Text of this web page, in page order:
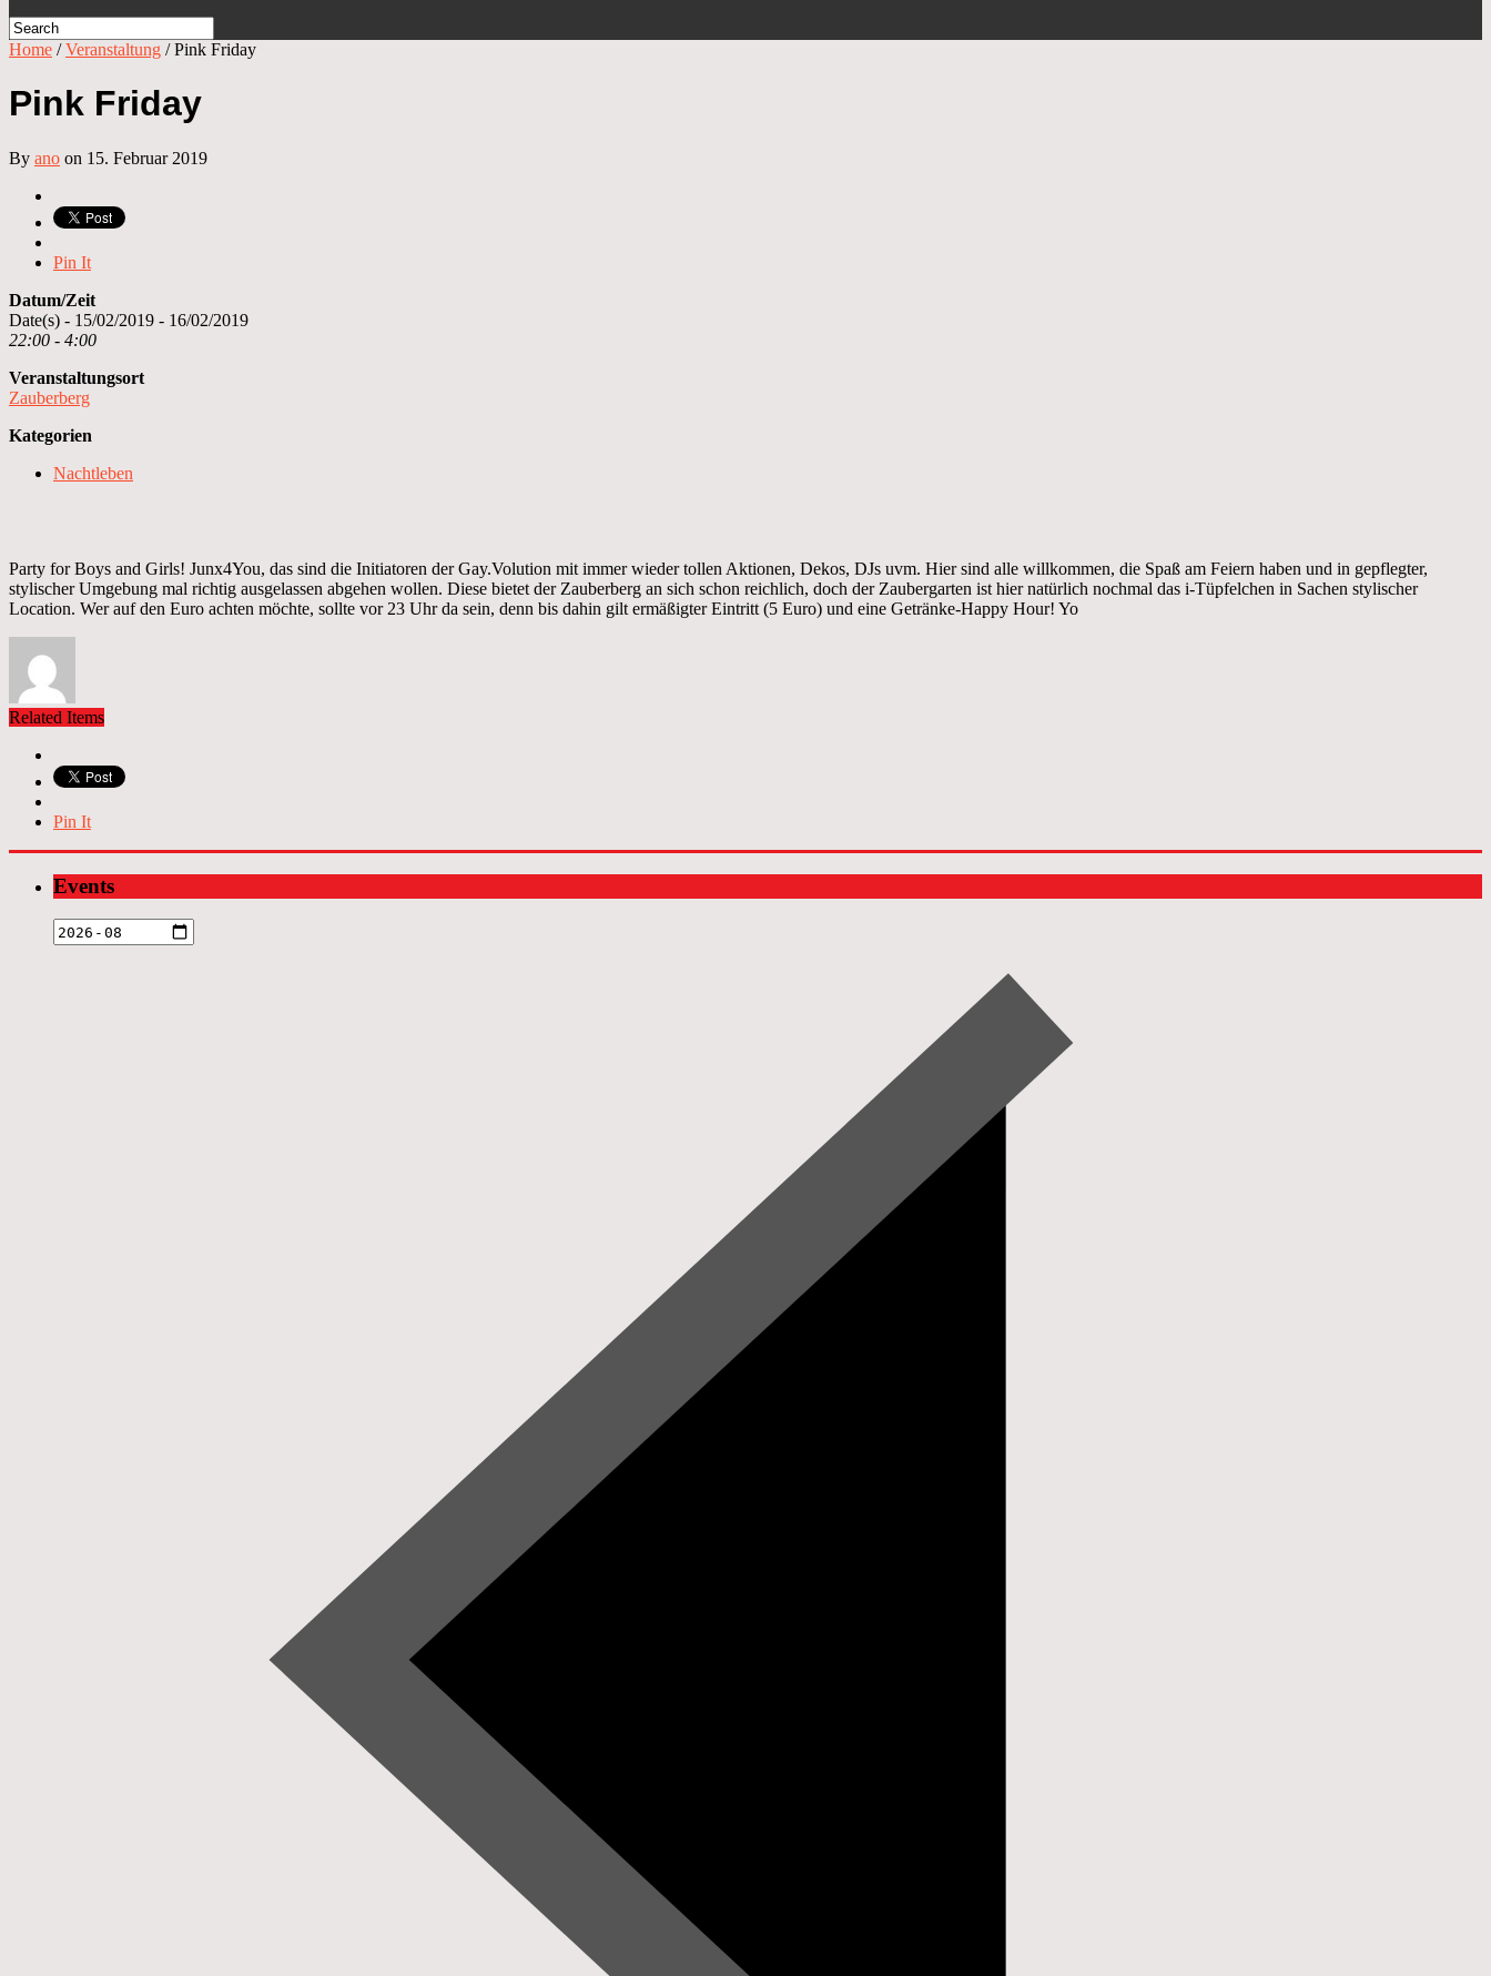
Home /Veranstaltung /Pink Friday
Pink Friday
By ano on 15. Februar 2019
Pin It
Datum/Zeit
Date(s) - 15/02/2019 - 16/02/2019
22:00 - 4:00
Veranstaltungsort
Zauberberg
Kategorien
Nachtleben
Party for Boys and Girls! Junx4You, das sind die Initiatoren der Gay.Volution mit immer wieder tollen Aktionen, Dekos, DJs uvm. Hier sind alle willkommen, die Spaß am Feiern haben und in gepflegter,
stylischer Umgebung mal richtig ausgelassen abgehen wollen. Diese bietet der Zauberberg an sich schon reichlich, doch der Zaubergarten ist hier natürlich nochmal das i-Tüpfelchen in Sachen stylischer
Location. Wer auf den Euro achten möchte, sollte vor 23 Uhr da sein, denn bis dahin gilt ermäßigter Eintritt (5 Euro) und eine Getränke-Happy Hour! Yo
Related Items
Pin It
Events